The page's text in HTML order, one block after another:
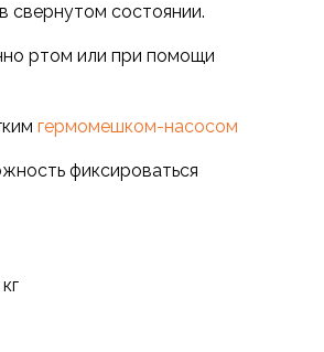
свернутом состоянии.
ртом или при помощи
гермомешком-насосом
фиксироваться